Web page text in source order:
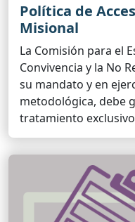
Política de
Misional
La Comisión para el
Convivencia y la No
su mandato y en
metodológica, debe
tratamiento